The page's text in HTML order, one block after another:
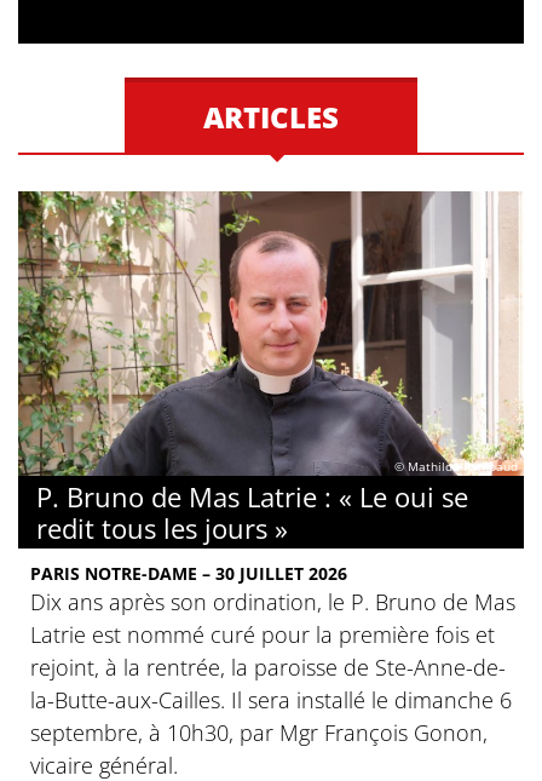
ARTICLES
© Mathilde Rambaud
P. Bruno de Mas Latrie : « Le oui se
redit tous les jours »
PARIS NOTRE-DAME – 30 JUILLET 2026
Dix ans après son ordination, le P. Bruno de Mas
Latrie est nommé curé pour la première fois et
rejoint, à la rentrée, la paroisse de Ste-Anne-de-
la-Butte-aux-Cailles. Il sera installé le dimanche 6
septembre, à 10h30, par Mgr François Gonon,
vicaire général.